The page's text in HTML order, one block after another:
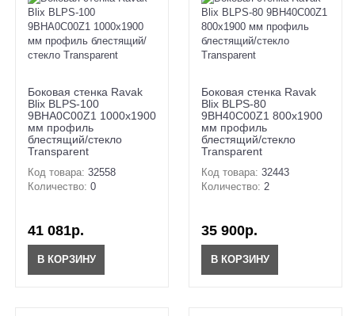
Боковая стенка Ravak
Blix BLPS-100
9BHA0C00Z1 1000х1900
мм профиль
блестящий/стекло
Transparent
Код товара: 32558
Количество: 0
41 081р.
В КОРЗИНУ
Боковая стенка Ravak
Blix BLPS-80
9BH40C00Z1 800х1900
мм профиль
блестящий/стекло
Transparent
Код товара: 32443
Количество: 2
35 900р.
В КОРЗИНУ